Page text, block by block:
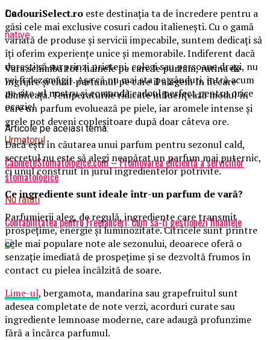
CadouriSelect.ro este destinația ta de încredere pentru a
găsi cele mai exclusive cosuri cadou italienești. Cu o gamă
variată de produse și servicii impecabile, suntem dedicați să
îți oferim experiențe unice și memorabile. Indiferent dacă
dorești să surprinzi prieteni, colegi sau persoane dragi, nu
vei fi dezamăgit. Așa că nu mai sta pe gânduri, intră acum
pe site-ul nostru și comandă cadoul perfect pentru orice
ocazie!
Articole pe aceiasi tema:
Urmatorul
CabineteStomatologice.com – Promovarea eficientă a serviciilor
stomatologice
Nu ratati
Contabilitatea pentru Freelanceri: Cum să-ți gestionezi finanțele
De
native
Vara schimbă tot: hainele pe care le purtăm, rutina de
îngrijire și chiar parfumul pe care îl alegem în fiecare
dimineață. Temperaturile ridicate influențează modul în
care un parfum evoluează pe piele, iar aromele intense și
grele pot deveni copleșitoare după doar câteva ore.
Dacă ești în căutarea unui parfum pentru sezonul cald,
secretul nu este să alegi neapărat un parfum mai puternic,
ci unul construit în jurul ingredientelor potrivite.
Ce ingrediente sunt ideale într-un parfum de vară?
Parfumierii aleg, de regulă, ingrediente care transmit
prospețime, energie și luminozitate. Citricele sunt printre
cele mai populare note ale sezonului, deoarece oferă o
senzație imediată de prospețime și se dezvoltă frumos în
contact cu pielea încălzită de soare.
Lime-ul, bergamota, mandarina sau grapefruitul sunt
adesea completate de note verzi, acorduri curate sau
ingrediente lemnoase moderne, care adaugă profunzime
fără a încărca parfumul.